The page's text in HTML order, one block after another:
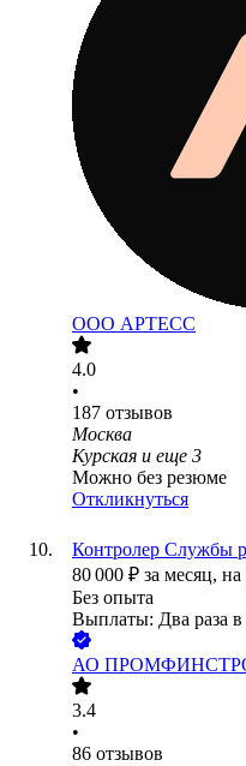
ООО АРТЕСС
4.0
•
187 отзывов
Москва
Курская и еще 3
Можно без резюме
Откликнуться
Контролер Службы
80 000 ₽ за месяц, на
Без опыта
Выплаты: Два раза в
АО
3.4
•
86 отзывов